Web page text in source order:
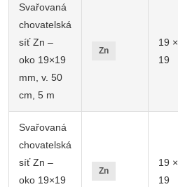
Svařovaná
chovatelská
síť Zn –
oko 19×19
mm, v. 50
cm, 5 m
Zn
19 ×
19
Svařovaná
chovatelská
síť Zn –
oko 19×19
Zn
19 ×
19